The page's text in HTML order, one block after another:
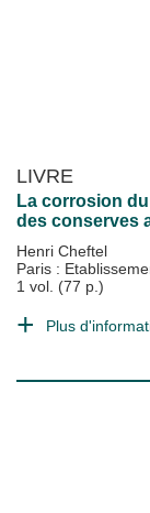
LIVRE
La corrosion
des conserves
Henri Cheftel
Paris :
1 vol. (77 p.)
Plus